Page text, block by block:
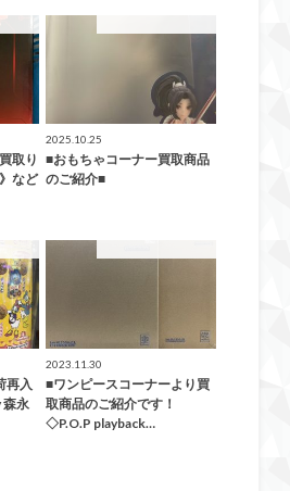
取り
など
2025.10.25
■おもちゃコーナー買取商品
のご紹介■
再入
永
2023.11.30
■ワンピースコーナーより買
取商品のご紹介です！
◇P.O.P playback…